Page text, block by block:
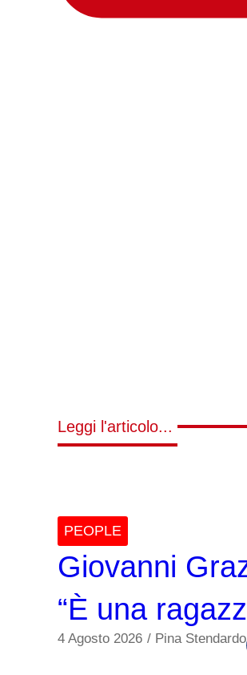
Leggi l'articolo...
PEOPLE
Giovanni
“È una
4 Agosto 2026 / Pina Stendardo